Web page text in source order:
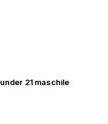
under 21 maschile